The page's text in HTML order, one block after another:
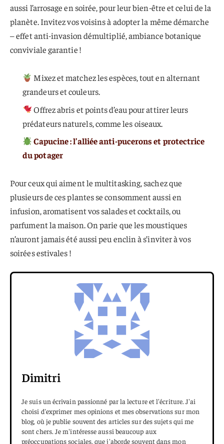
aussi l’arrosage en soirée, pour leur bien-être et celui de la
planète. Invitez vos voisins à adopter la même démarche
– effet anti-invasion démultiplié, ambiance botanique
conviviale garantie !
Mixez et matchez les espèces, tout en alternant
grandeurs et couleurs.
Offrez abris et points d’eau pour attirer leurs
prédateurs naturels, comme les oiseaux.
Capucine : l’alliée anti-pucerons et protectrice
du potager
Pour ceux qui aiment le multitasking, sachez que
plusieurs de ces plantes se consomment aussi en
infusion, aromatisent vos salades et cocktails, ou
parfument la maison. On parie que les moustiques
n’auront jamais été aussi peu enclin à s’inviter à vos
soirées estivales !
Dimitri
Je suis un écrivain passionné par la lecture et l'écriture. J'ai
choisi d'exprimer mes opinions et mes observations sur mon
blog, où je publie souvent des articles sur des sujets qui me
sont chers. Je m'intéresse aussi beaucoup aux
préoccupations sociales, que j'aborde souvent dans mon